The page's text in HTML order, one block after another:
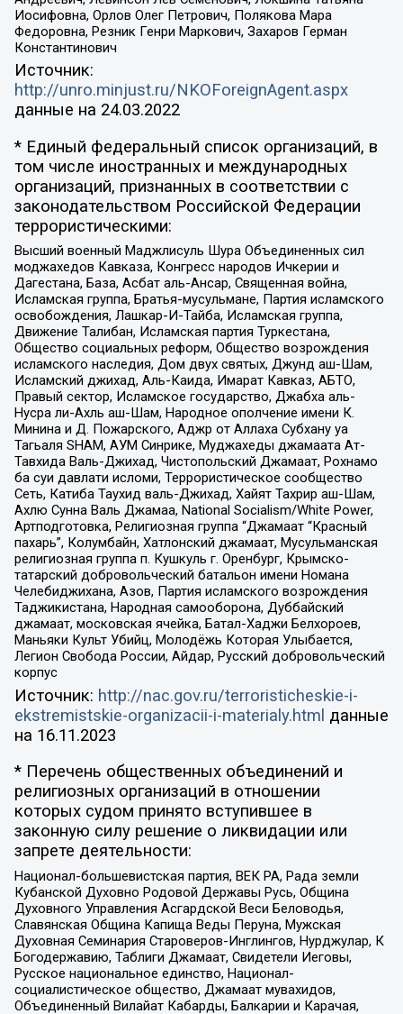
Иосифовна, Орлов Олег Петрович, Полякова Мара
Федоровна, Резник Генри Маркович, Захаров Герман
Константинович
Источник:
http://unro.minjust.ru/NKOForeignAgent.aspx
данные на 24.03.2022
* Единый федеральный список организаций, в
том числе иностранных и международных
организаций, признанных в соответствии с
законодательством Российской Федерации
террористическими:
Высший военный Маджлисуль Шура Объединенных сил
моджахедов Кавказа, Конгресс народов Ичкерии и
Дагестана, База, Асбат аль-Ансар, Священная война,
Исламская группа, Братья-мусульмане, Партия исламского
освобождения, Лашкар-И-Тайба, Исламская группа,
Движение Талибан, Исламская партия Туркестана,
Общество социальных реформ, Общество возрождения
исламского наследия, Дом двух святых, Джунд аш-Шам,
Исламский джихад, Аль-Каида, Имарат Кавказ, АБТО,
Правый сектор, Исламское государство, Джабха аль-
Нусра ли-Ахль аш-Шам, Народное ополчение имени К.
Минина и Д. Пожарского, Аджр от Аллаха Субхану уа
Тагьаля SHAM, АУМ Синрике, Муджахеды джамаата Ат-
Тавхида Валь-Джихад, Чистопольский Джамаат, Рохнамо
ба суи давлати исломи, Террористическое сообщество
Сеть, Катиба Таухид валь-Джихад, Хайят Тахрир аш-Шам,
Ахлю Сунна Валь Джамаа, National Socialism/White Power,
Артподготовка, Религиозная группа “Джамаат “Красный
пахарь”, Колумбайн, Хатлонский джамаат, Мусульманская
религиозная группа п. Кушкуль г. Оренбург, Крымско-
татарский добровольческий батальон имени Номана
Челебиджихана, Азов, Партия исламского возрождения
Таджикистана, Народная самооборона, Дуббайский
джамаат, московская ячейка, Батал-Хаджи Белхороев,
Маньяки Культ Убийц, Молодёжь Которая Улыбается,
Легион Свобода России, Айдар, Русский добровольческий
корпус
Источник: http://nac.gov.ru/terroristicheskie-i-
ekstremistskie-organizacii-i-materialy.html данные
на 16.11.2023
* Перечень общественных объединений и
религиозных организаций в отношении
которых судом принято вступившее в
законную силу решение о ликвидации или
запрете деятельности:
Национал-большевистская партия, ВЕК РА, Рада земли
Кубанской Духовно Родовой Державы Русь, Община
Духовного Управления Асгардской Веси Беловодья,
Славянская Община Капища Веды Перуна, Мужская
Духовная Семинария Староверов-Инглингов, Нурджулар, К
Богодержавию, Таблиги Джамаат, Свидетели Иеговы,
Русское национальное единство, Национал-
социалистическое общество, Джамаат мувахидов,
Объединенный Вилайат Кабарды, Балкарии и Карачая,